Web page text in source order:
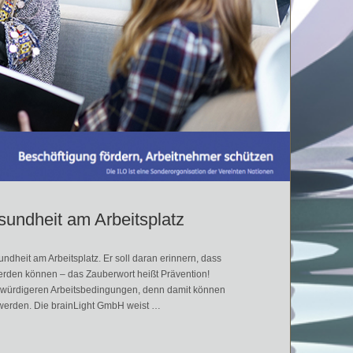
am Arbeitsplatz
am Arbeitsplatz. Er soll daran erinnern, dass
können – das Zauberwort heißt Prävention!
Arbeitsbedingungen, denn damit können
Die brainLight GmbH weist …